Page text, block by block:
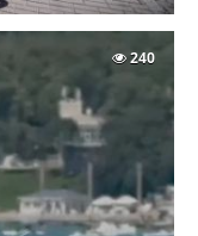
240